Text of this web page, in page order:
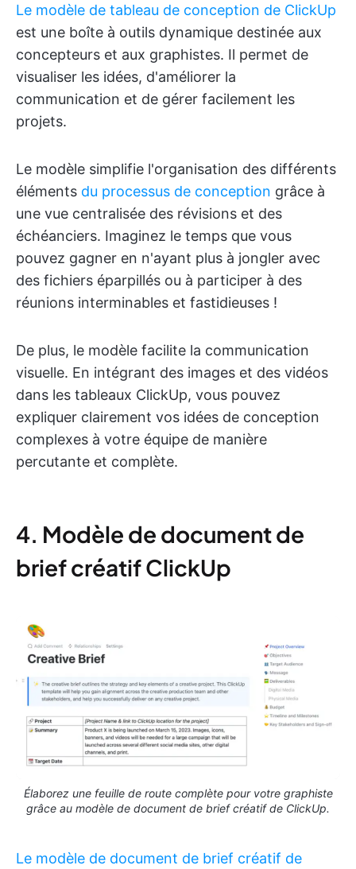
Le modèle de tableau de conception de ClickUp
est une boîte à outils dynamique destinée aux
concepteurs et aux graphistes. Il permet de
visualiser les idées, d'améliorer la
communication et de gérer facilement les
projets.
Le modèle simplifie l'organisation des différents
éléments du processus de conception grâce à
une vue centralisée des révisions et des
échéanciers. Imaginez le temps que vous
pouvez gagner en n'ayant plus à jongler avec
des fichiers éparpillés ou à participer à des
réunions interminables et fastidieuses !
De plus, le modèle facilite la communication
visuelle. En intégrant des images et des vidéos
dans les tableaux ClickUp, vous pouvez
expliquer clairement vos idées de conception
complexes à votre équipe de manière
percutante et complète.
4. Modèle de document de
brief créatif ClickUp
Élaborez une feuille de route complète pour votre graphiste
grâce au modèle de document de brief créatif de ClickUp.
Le modèle de document de brief créatif de